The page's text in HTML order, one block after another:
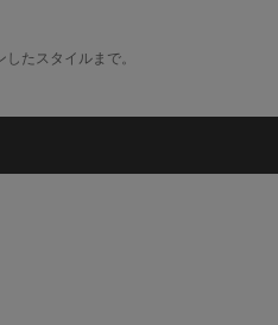
たスタイルまで。